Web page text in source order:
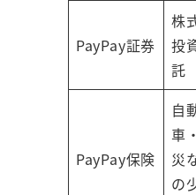
PayPay証券
株
投
託
PayPay保険
自
車
災
の